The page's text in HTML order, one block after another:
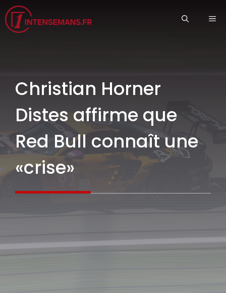
Aller
au
contenu
Christian Horner
Distes affirme que
Red Bull connaît une
«crise»